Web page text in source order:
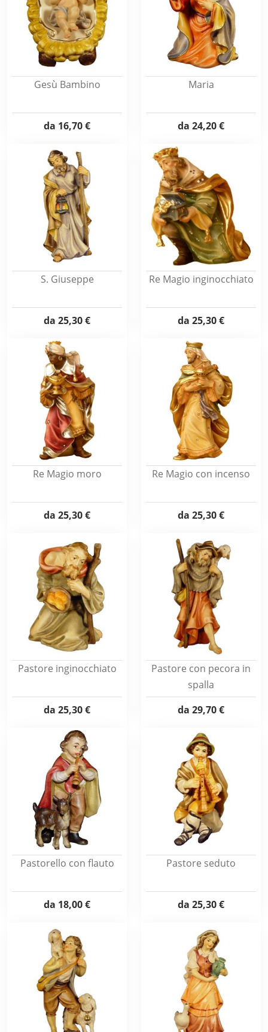
Gesù Bambino
da 16,70 €
Maria
da 24,20 €
S. Giuseppe
da 25,30 €
Re Magio inginocchiato
da 25,30 €
Re Magio moro
da 25,30 €
Re Magio con incenso
da 25,30 €
Pastore inginocchiato
da 25,30 €
Pastore con pecora in
spalla
da 29,70 €
Pastorello con flauto
da 18,00 €
Pastore seduto
da 25,30 €